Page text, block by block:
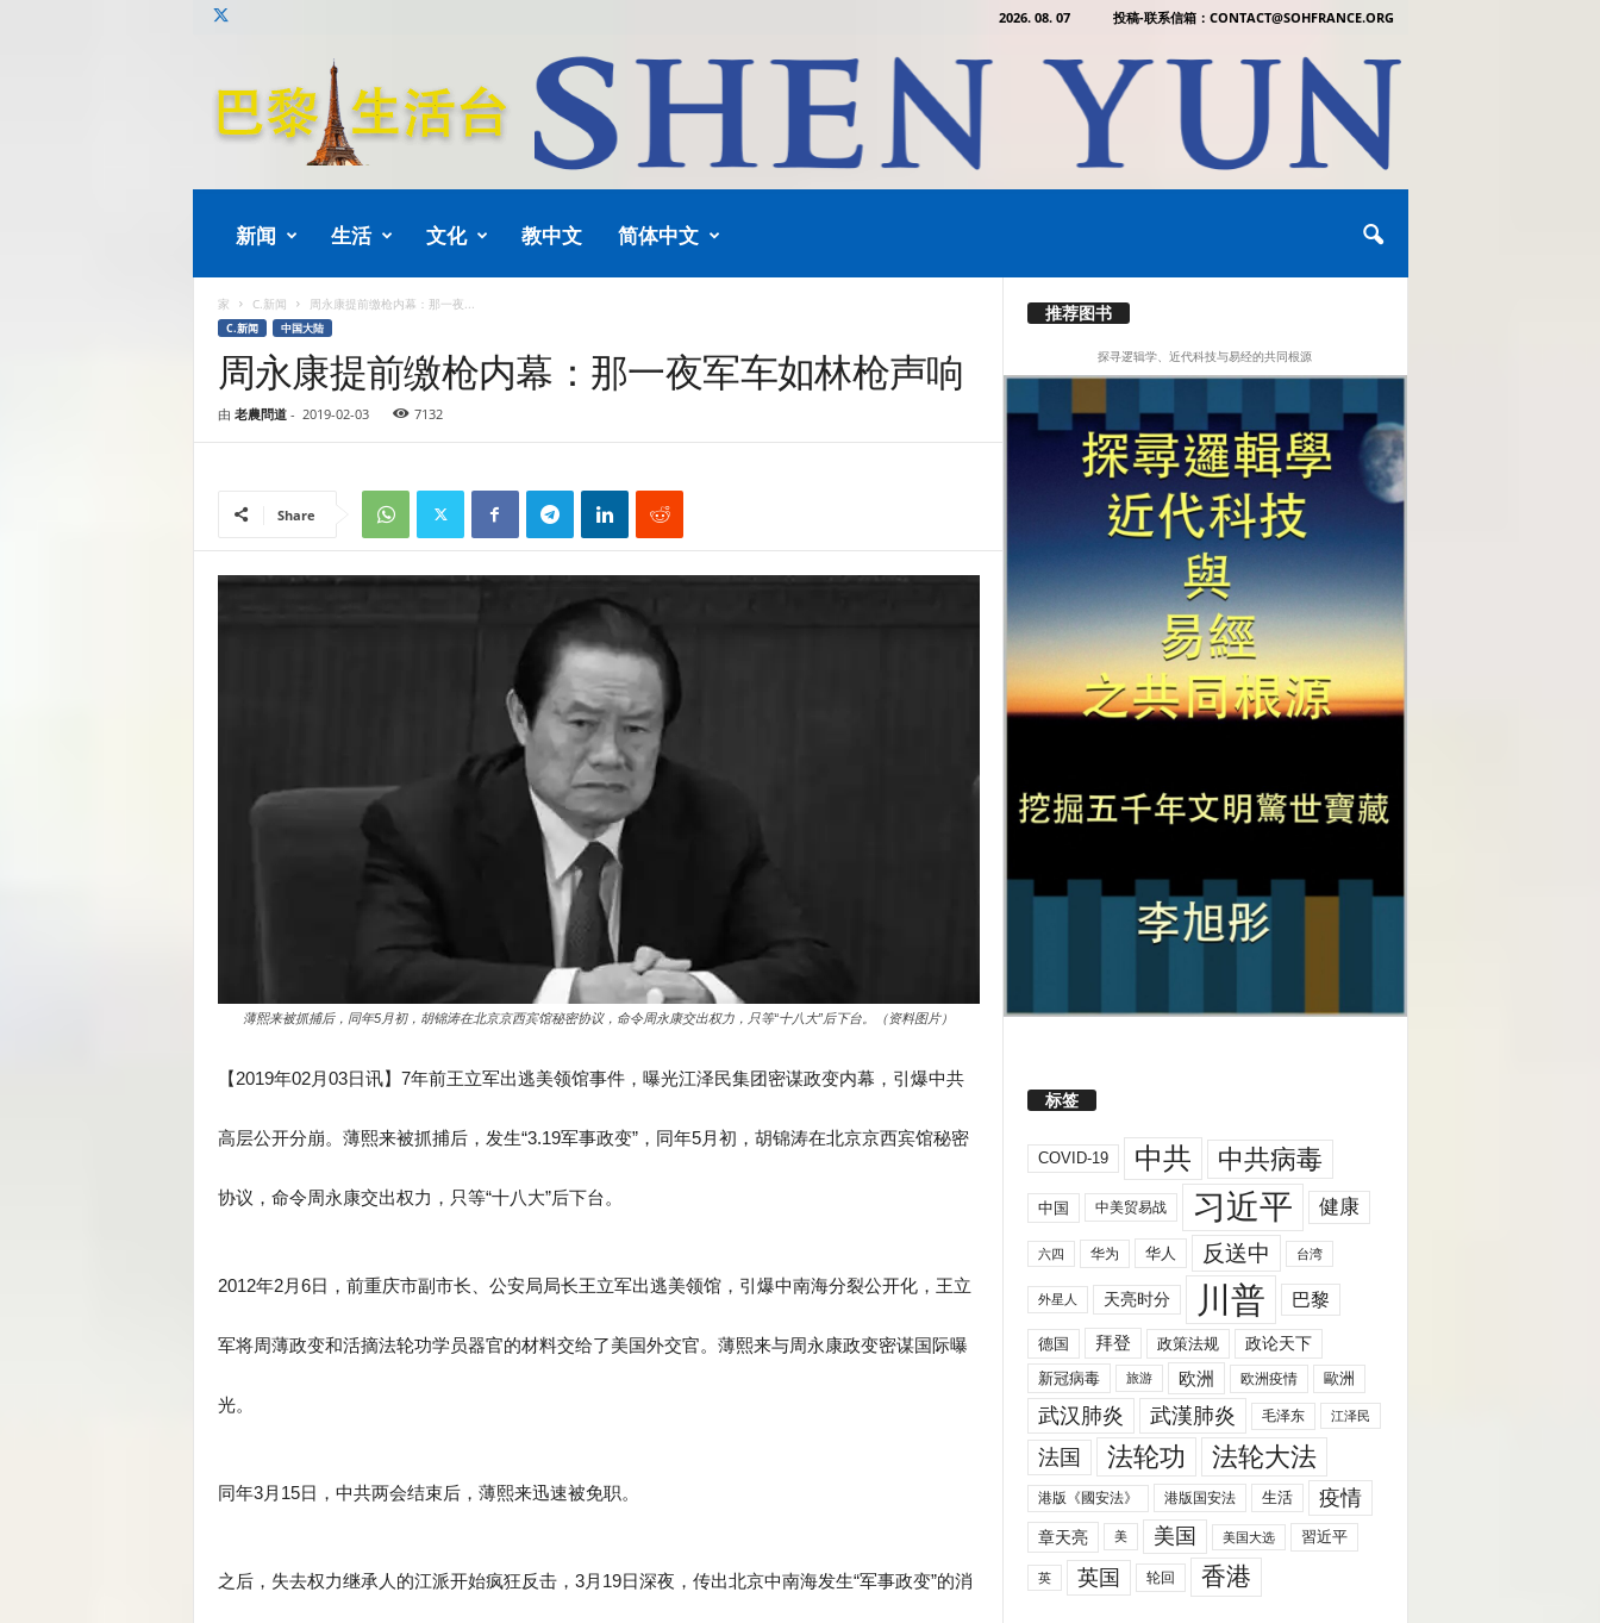
2026. 08. 07 投稿-联系信箱：CONTACT@SOHFRANCE.ORG
新闻 生活 文化 教中文 简体中文
家 C.新闻 周永康提前缴枪内幕：那一夜...
C.新闻 中国大陆
周永康提前缴枪内幕：那一夜军车如林枪声响
由 老農問道- 2019-02-03 7132
Share
薄熙来被抓捕后，同年5月初，胡锦涛在北京京西宾馆秘密协议，命令周永康交出权力，只等“十八大”后下台。（资料图片）
【2019年02月03日讯】7年前王立军出逃美领馆事件，曝光江泽民集团密谋政变内幕，引爆中共
高层公开分崩。薄熙来被抓捕后，发生“3.19军事政变”，同年5月初，胡锦涛在北京京西宾馆秘密
协议，命令周永康交出权力，只等“十八大”后下台。
2012年2月6日，前重庆市副市长、公安局局长王立军出逃美领馆，引爆中南海分裂公开化，王立
军将周薄政变和活摘法轮功学员器官的材料交给了美国外交官。薄熙来与周永康政变密谋国际曝
光。
同年3月15日，中共两会结束后，薄熙来迅速被免职。
之后，失去权力继承人的江派开始疯狂反击，3月19日深夜，传出北京中南海发生“军事政变”的消
推荐图书
探寻逻辑学、近代科技与易经的共同根源
标签
COVID-19 中共 中共病毒
中国 中美贸易战 习近平 健康
六四 华为 华人 反送中 台湾
外星人 天亮时分 川普 巴黎
德国 拜登 政策法规
政论天下
新冠病毒
旅游 欧洲 欧洲疫情 歐洲
武汉肺炎 武漢肺炎 毛泽东 江泽民
法国 法轮功 法轮大法
港版《國安法》 港版国安法 生活 疫情
章天亮 美 美国 美国大选 習近平
英 英国 轮回 香港